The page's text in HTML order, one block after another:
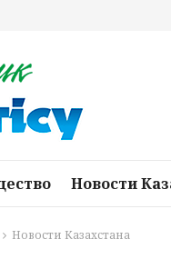
Новости
Новости Казахстана